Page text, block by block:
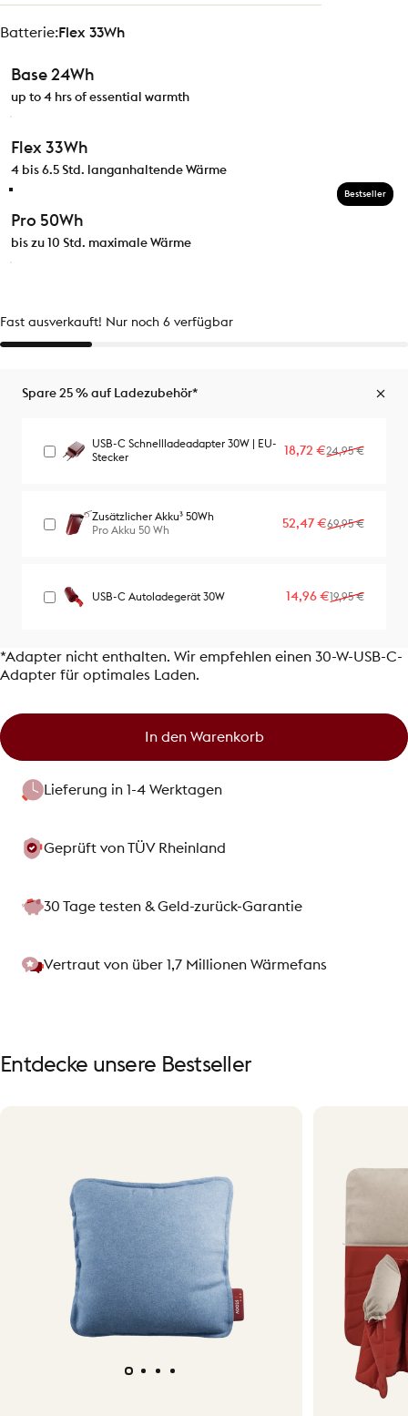
Batterie
Batterie:Flex 33Wh
Flex 33Wh
4 bis 6.5 Std. langanhaltende Wärme
Pro 50Wh
bis zu 10 Std. maximale Wärme
Bestseller
Base 24Wh
up to 4 hrs of essential warmth
Fast ausverkauft! Nur noch 6 verfügbar
Spare 25 % auf Ladezubehör*
USB-C Schnellladeadapter 30W | EU-
Stecker
Verkaufspreis
18,72 €
Normaler Preis
24,95 €
Zusätzlicher Akku³ 50Wh
Pro Akku 50 Wh
Verkaufspreis
52,47 €
Normaler Preis
69,95 €
USB-C Autoladegerät 30W Verkaufspreis
14,96 €
Normaler Preis
19,95 €
*Adapter nicht enthalten. Wir empfehlen einen 30-W-USB-C-
Adapter für optimales Laden.
In den Warenkorb
Lieferung in 1-4 Werktagen
Geprüft von TÜV Rheinland
30 Tage testen & Geld-zurück-Garantie
Vertraut von über 1,7 Millionen Wärmefans
Entdecke unsere Bestseller